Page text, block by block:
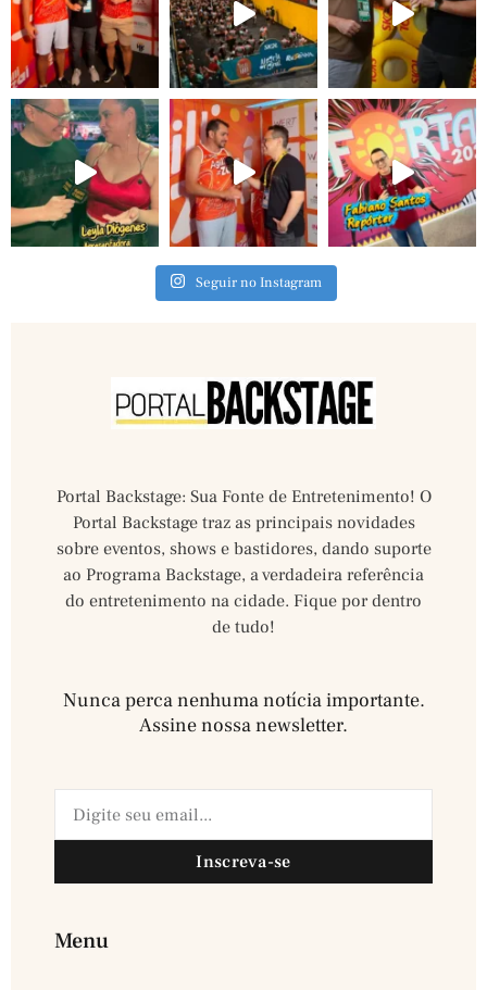
Seguir no Instagram
Portal Backstage: Sua Fonte de Entretenimento! O
Portal Backstage traz as principais novidades
sobre eventos, shows e bastidores, dando suporte
ao Programa Backstage, a verdadeira referência
do entretenimento na cidade. Fique por dentro
de tudo!
Nunca perca nenhuma notícia importante.
Assine nossa newsletter.​
Inscreva-se
Menu